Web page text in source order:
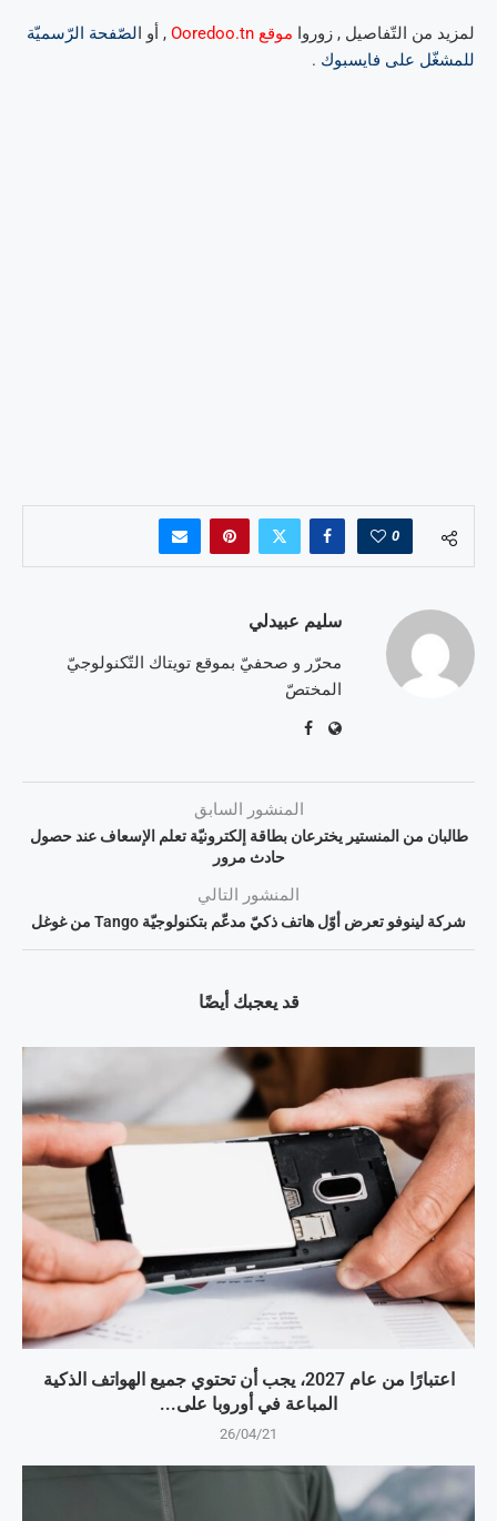
لمزيد من التّفاصيل , زوروا موقع Ooredoo.tn , أو الصّفحة الرّسميّة
للمشغّل على فايسبوك .
0
سليم عبيدلي
محرّر و صحفيّ بموقع تويتاك التّكنولوجيّ
المختصّ
المنشور السابق
طالبان من المنستير يخترعان بطاقة إلكترونيّة تعلم الإسعاف عند حصول
حادث مرور
المنشور التالي
شركة لينوفو تعرض أوّل هاتف ذكيّ مدعّم بتكنولوجيّة Tango من غوغل
قد يعجبك أيضًا
اعتبارًا من عام 2027، يجب أن تحتوي جميع الهواتف الذكية
المباعة في أوروبا على...
26/04/21